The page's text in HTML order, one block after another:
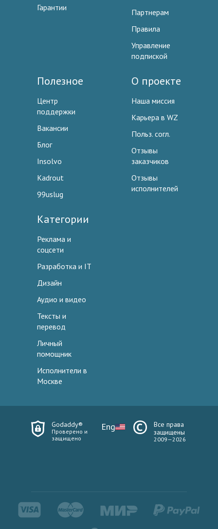
Гарантии
Партнерам
Правила
Управление
подпиской
Полезное
Центр
поддержки
Вакансии
Блог
Insolvo
Kadrout
99uslug
О проекте
Наша миссия
Карьера в WZ
Польз. согл.
Отзывы
заказчиков
Отзывы
исполнителей
Категории
Реклама и
соцсети
Разработка и IT
Дизайн
Аудио и видео
Тексты и
перевод
Личный
помощник
Исполнители в
Москве
Godaddy®
Проверено и
защищено
Eng
Все права
защищены
2009—2026